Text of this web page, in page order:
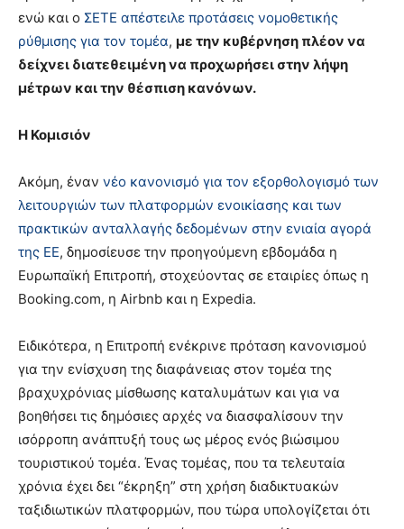
ενώ και ο ΣΕΤΕ απέστειλε προτάσεις νομοθετικής
ρύθμισης για τον τομέα, με την κυβέρνηση πλέον να
δείχνει διατεθειμένη να προχωρήσει στην λήψη
μέτρων και την θέσπιση κανόνων.
Η Κομισιόν
Ακόμη, έναν νέο κανονισμό για τον εξορθολογισμό των
λειτουργιών των πλατφορμών ενοικίασης και των
πρακτικών ανταλλαγής δεδομένων στην ενιαία αγορά
της ΕΕ, δημοσίευσε την προηγούμενη εβδομάδα η
Ευρωπαϊκή Επιτροπή, στοχεύοντας σε εταιρίες όπως η
Booking.com, η Airbnb και η Expedia.
Ειδικότερα, η Επιτροπή ενέκρινε πρόταση κανονισμού
για την ενίσχυση της διαφάνειας στον τομέα της
βραχυχρόνιας μίσθωσης καταλυμάτων και για να
βοηθήσει τις δημόσιες αρχές να διασφαλίσουν την
ισόρροπη ανάπτυξή τους ως μέρος ενός βιώσιμου
τουριστικού τομέα. Ένας τομέας, που τα τελευταία
χρόνια έχει δει “έκρηξη” στη χρήση διαδικτυακών
ταξιδιωτικών πλατφορμών, που τώρα υπολογίζεται ότι